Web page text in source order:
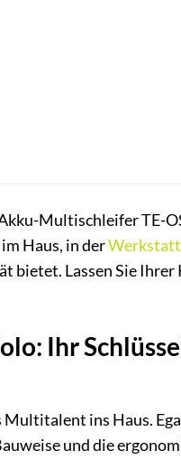
Multischleifer TE-
Haus, in derWerkstatt
bietet. Lassen Sie
Ihr
ins Haus.
und die